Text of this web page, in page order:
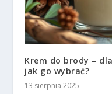
Krem do brody –
jak go wybrać?
13 sierpnia 2025